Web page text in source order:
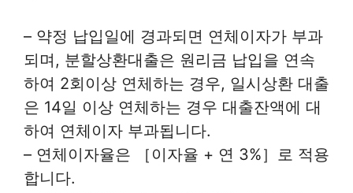
– 약정 납입일에 경과되면 연체이자가 부과
되며, 분할상환대출은 원리금 납입을 연속
하여 2회이상 연체하는 경우, 일시상환 대출
은 14일 이상 연체하는 경우 대출잔액에 대
하여 연체이자 부과됩니다.
– 연체이자율은 ［이자율 + 연 3%］로 적용
합니다.